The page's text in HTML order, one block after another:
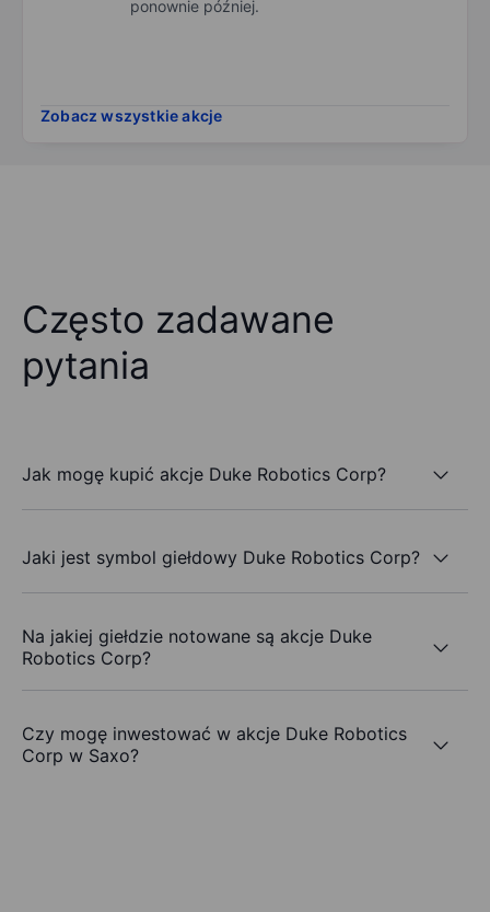
ponownie później.
Zobacz wszystkie akcje
Często zadawane
pytania
Jak mogę kupić akcje Duke Robotics Corp?
Jaki jest symbol giełdowy Duke Robotics Corp?
Na jakiej giełdzie notowane są akcje Duke
Robotics Corp?
Czy mogę inwestować w akcje Duke Robotics
Corp w Saxo?